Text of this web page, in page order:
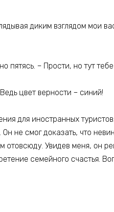
диким взглядом мои
пятясь. – Прости, но тут
цвет верности – синий!
для иностранных
не смог доказать, что
Увидев меня, он
семейного счастья.